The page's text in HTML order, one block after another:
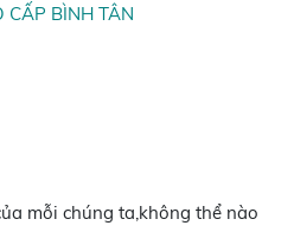
CẤP BÌNH TÂN
mỗi chúng ta,không thể nào